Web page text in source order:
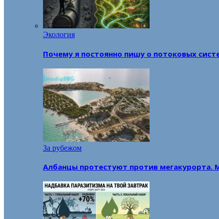
Экология
Почему я постоянно пишу о потоковых
За рубежом
Албанцы протестуют против мегакурорта.